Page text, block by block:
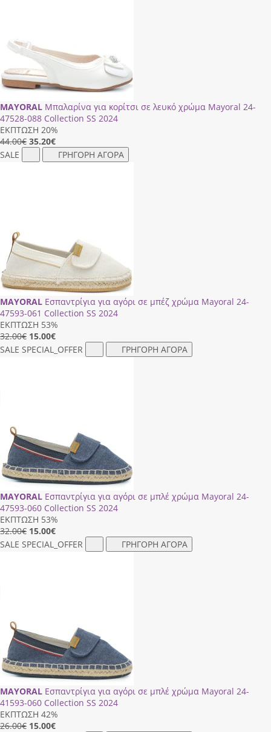
MAYORAL Μπαλαρίνα για κορίτσι σε λευκό χρώμα Mayoral 24-
47528-088 Collection SS 2024
ΕΚΠΤΩΣΗ 20%
44.00€ 35.20€
SALE
ΓΡΗΓΟΡΗ ΑΓΟΡΑ
MAYORAL Εσπαντρίγια για αγόρι σε μπέζ χρώμα Mayoral 24-
47593-061 Collection SS 2024
ΕΚΠΤΩΣΗ 53%
32.00€ 15.00€
SALE SPECIAL_OFFER ΓΡΗΓΟΡΗ ΑΓΟΡΑ
MAYORAL Εσπαντρίγια για αγόρι σε μπλέ χρώμα Mayoral 24-
47593-060 Collection SS 2024
ΕΚΠΤΩΣΗ 53%
32.00€ 15.00€
SALE SPECIAL_OFFER ΓΡΗΓΟΡΗ ΑΓΟΡΑ
MAYORAL Εσπαντρίγια για αγόρι σε μπλέ χρώμα Mayoral 24-
41593-060 Collection SS 2024
ΕΚΠΤΩΣΗ 42%
26.00€ 15.00€